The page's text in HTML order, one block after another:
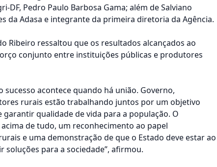
DF, Pedro Paulo Barbosa Gama; além de Salviano
da Adasa e integrante da primeira diretoria da Agência.
Ribeiro ressaltou que os resultados alcançados ao
conjunto entre instituições públicas e produtores
sucesso acontece quando há união. Governo,
rurais estão trabalhando juntos por um objetivo
garantir qualidade de vida para a população. O
de tudo, um reconhecimento ao papel
e uma demonstração de que o Estado deve estar ao
soluções para a sociedade”, afirmou.